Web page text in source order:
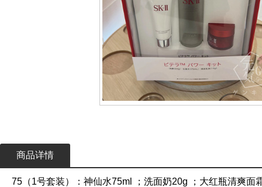
商品详情
75（1号套装）：神仙水75ml ；洗面奶20g ；大红瓶清爽面